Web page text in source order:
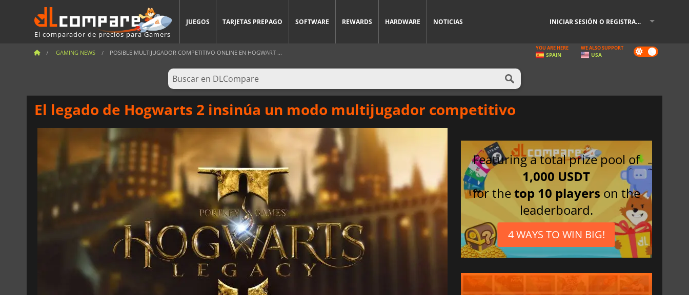
El comparador de precios para Gamers
JUEGOS TARJETAS PREPAGO SOFTWARE REWARDS HARDWARE NOTICIAS INICIAR SESIÓN O REGISTRARSE
GAMING NEWS POSIBLE MULTIJUGADOR COMPETITIVO ONLINE EN HOGWART ... Dark
mode
YOU ARE HERE
SPAIN
WE ALSO SUPPORT
USA
El legado de Hogwarts 2 insinúa un modo multijugador competitivo
Featuring a total prize pool of
1,000 USDT
for thetop 10 players on the
leaderboard.
4 WAYS TO WIN BIG!